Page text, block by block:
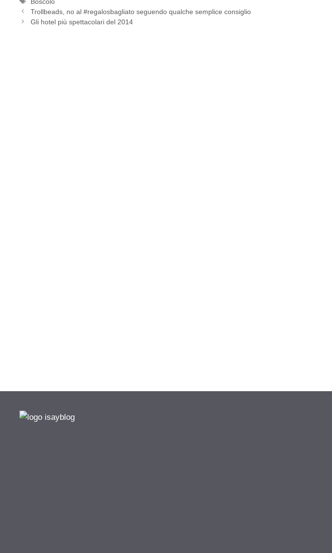
Trollbeads, no al #regalosbagliato seguendo qualche semplice consiglio
Gli hotel più spettacolari del 2014